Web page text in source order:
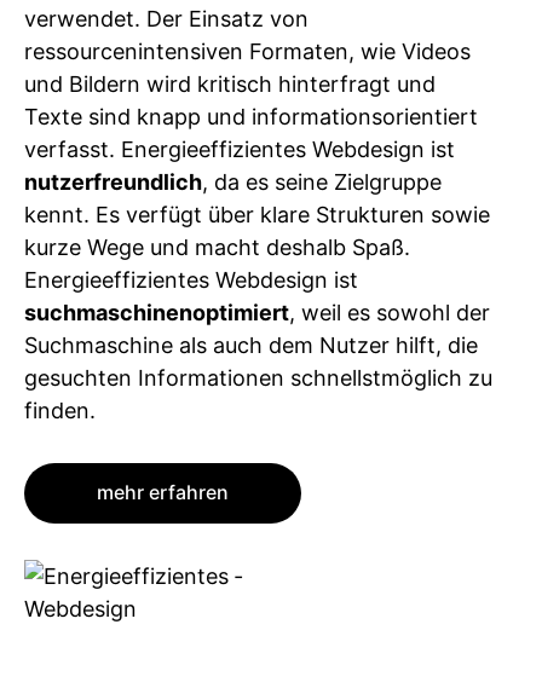
verwendet. Der Einsatz von
ressourcenintensiven Formaten, wie Videos
und Bildern wird kritisch hinterfragt und
Texte sind knapp und informationsorientiert
verfasst. Energieeffizientes Webdesign ist
nutzerfreundlich, da es seine Zielgruppe
kennt. Es verfügt über klare Strukturen sowie
kurze Wege und macht deshalb Spaß.
Energieeffizientes Webdesign ist
suchmaschinenoptimiert, weil es sowohl der
Suchmaschine als auch dem Nutzer hilft, die
gesuchten Informationen schnellstmöglich zu
finden.
mehr erfahren